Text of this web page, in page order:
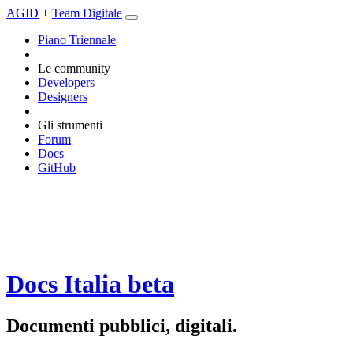
AGID + Team Digitale
Piano Triennale
Le community
Developers
Designers
Gli strumenti
Forum
Docs
GitHub
Docs Italia beta
Documenti pubblici, digitali.